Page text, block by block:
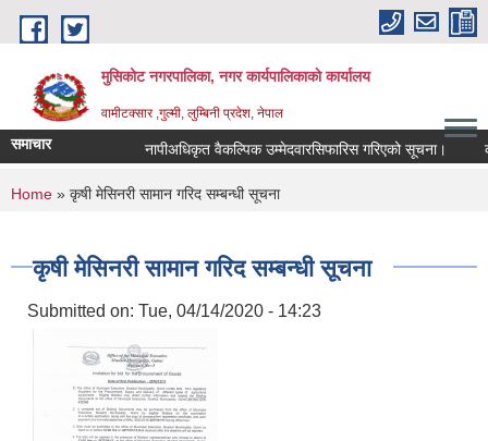
Skip to main content
मुसिकोट नगरपालिका, नगर कार्यपालिकाकाे कार्यालय
वामीटक्सार ,गुल्मी, लुम्बिनी प्रदेश, नेपाल
समाचार नापीअधिकृत वैकल्पिक उम्मेदवारसिफारिस गरिएको सूचना।
You are here
Home » कृषी मेसिनरी सामान गरिद सम्बन्धी सूचना
कृषी मेसिनरी सामान गरिद सम्बन्धी सूचना
Submitted on: Tue, 04/14/2020 - 14:23